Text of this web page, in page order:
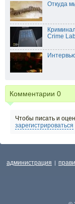
Откуда
Crime
Комментарии 0
Чтобы писать и
зарегистрироваться
администрация |